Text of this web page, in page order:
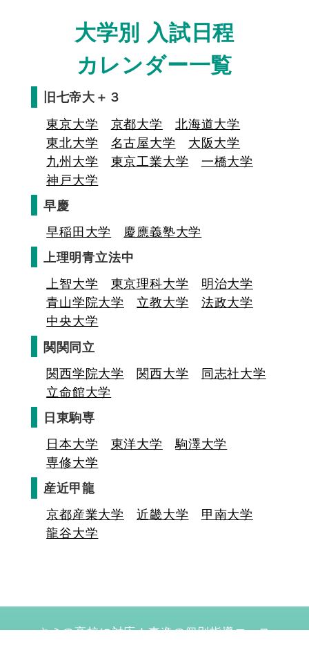
大学別 入試日程
カレンダー一覧
旧七帝大＋３
東京大学
京都大学
北海道大学
東北大学
名古屋大学
大阪大学
九州大学
東京工業大学
一橋大学
神戸大学
早慶
早稲田大学
慶應義塾大学
上理明青立法中
上智大学
東京理科大学
明治大学
青山学院大学
立教大学
法政大学
中央大学
関関同立
関西学院大学
関西大学
同志社大学
立命館大学
日東駒専
日本大学
東洋大学
駒澤大学
専修大学
産近甲龍
京都産業大学
近畿大学
甲南大学
龍谷大学
キミの高校に対応！東進の個別指導コース